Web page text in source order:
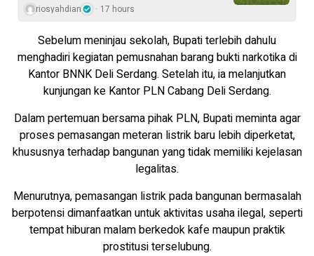
riosyahdian 17 hours
Sebelum meninjau sekolah, Bupati terlebih dahulu
menghadiri kegiatan pemusnahan barang bukti narkotika di
Kantor BNNK Deli Serdang. Setelah itu, ia melanjutkan
kunjungan ke Kantor PLN Cabang Deli Serdang.
Dalam pertemuan bersama pihak PLN, Bupati meminta agar
proses pemasangan meteran listrik baru lebih diperketat,
khususnya terhadap bangunan yang tidak memiliki kejelasan
legalitas.
Menurutnya, pemasangan listrik pada bangunan bermasalah
berpotensi dimanfaatkan untuk aktivitas usaha ilegal, seperti
tempat hiburan malam berkedok kafe maupun praktik
prostitusi terselubung.